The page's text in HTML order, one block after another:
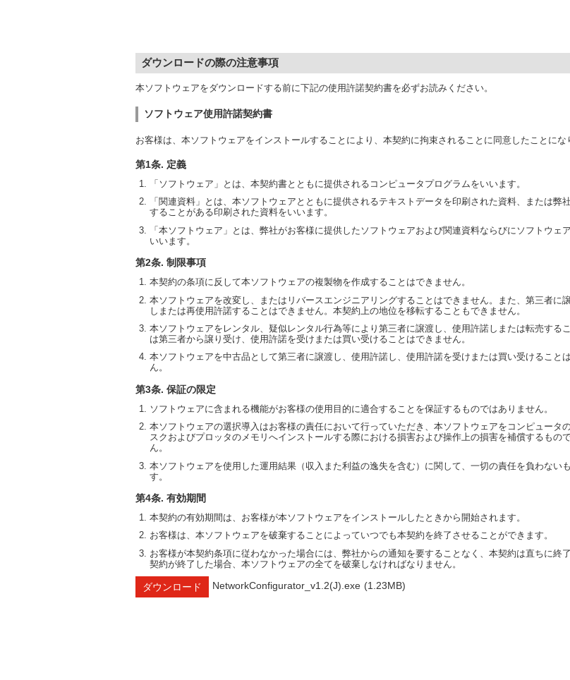
ダウンロードの際の注意事項
本ソフトウェアをダウンロードする前に下記の使用許諾契約書を必ずお読みください。
ソフトウェア使用許諾契約書
お客様は、本ソフトウェアをインストールすることにより、本契約に拘束されることに同意したことにな
第1条. 定義
「ソフトウェア」とは、本契約書とともに提供されるコンピュータプログラムをいいます。
「関連資料」とは、本ソフトウェアとともに提供されるテキストデータを印刷された資料、または弊
することがある印刷された資料をいいます。
「本ソフトウェア」とは、弊社がお客様に提供したソフトウェアおよび関連資料ならびにソフトウェ
いいます。
第2条. 制限事項
本契約の条項に反して本ソフトウェアの複製物を作成することはできません。
本ソフトウェアを改変し、またはリバースエンジニアリングすることはできません。また、第三者に
しまたは再使用許諾することはできません。本契約上の地位を移転することもできません。
本ソフトウェアをレンタル、疑似レンタル行為等により第三者に譲渡し、使用許諾しまたは転売する
は第三者から譲り受け、使用許諾を受けまたは買い受けることはできません。
本ソフトウェアを中古品として第三者に譲渡し、使用許諾し、使用許諾を受けまたは買い受けること
ん。
第3条. 保証の限定
ソフトウェアに含まれる機能がお客様の使用目的に適合することを保証するものではありません。
本ソフトウェアの選択導入はお客様の責任において行っていただき、本ソフトウェアをコンピュータ
スクおよびプロッタのメモリへインストールする際における損害および操作上の損害を補償するもの
ん。
本ソフトウェアを使用した運用結果（収入また利益の逸失を含む）に関して、一切の責任を負わない
す。
第4条. 有効期間
本契約の有効期間は、お客様が本ソフトウェアをインストールしたときから開始されます。
お客様は、本ソフトウェアを破棄することによっていつでも本契約を終了させることができます。
お客様が本契約条項に従わなかった場合には、弊社からの通知を要することなく、本契約は直ちに終
契約が終了した場合、本ソフトウェアの全てを破棄しなければなりません。
ダウンロード NetworkConfigurator_v1.2(J).exe (1.23MB)